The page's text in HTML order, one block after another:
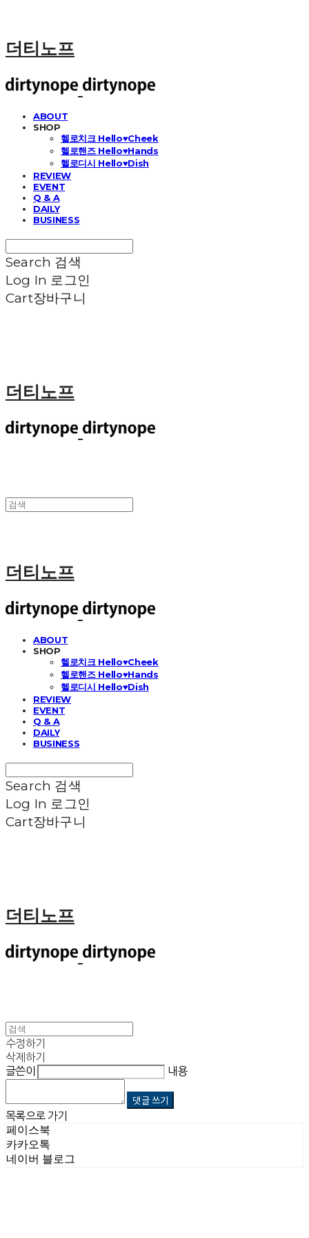
더티노프
ABOUT
SHOP
헬로치크 Hello♥Cheek
헬로핸즈 Hello♥Hands
헬로디시 Hello♥Dish
REVIEW
EVENT
Q & A
DAILY
BUSINESS
Search 검색
Log In 로그인
Cart장바구니
더티노프
더티노프
ABOUT
SHOP
헬로치크 Hello♥Cheek
헬로핸즈 Hello♥Hands
헬로디시 Hello♥Dish
REVIEW
EVENT
Q & A
DAILY
BUSINESS
Search 검색
Log In 로그인
Cart장바구니
더티노프
수정하기
삭제하기
글쓴이
내용
댓글 쓰기
목록으로 가기
페이스북
카카오톡
네이버 블로그